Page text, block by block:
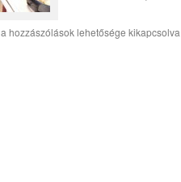
a hozzászólások lehetősége kikapcsolva